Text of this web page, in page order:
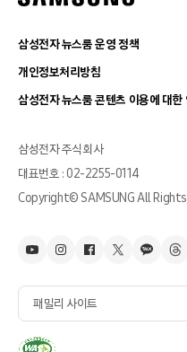
삼성전자 뉴스룸 운영 정책
개인정보처리방침
삼성전자 뉴스룸 콘텐츠 이용에 대한
삼성전자 주식회사
대표번호 : 02-2255-0114
Copyright© SAMSUNG All
패밀리 사이트